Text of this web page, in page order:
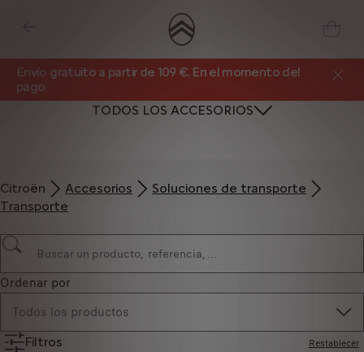
Envío gratuito a partir de 109 €. En el momento del
pago.
TODOS LOS ACCESORIOS
Citroën Accesorios
Soluciones de transporte
Transporte
Ordenar por
Todos los productos
Filtros Restablecer